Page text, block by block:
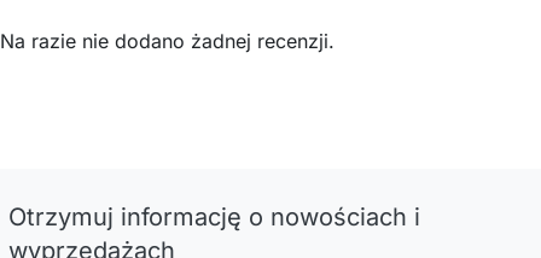
Na razie nie dodano żadnej recenzji.
Otrzymuj informację o nowościach i
wyprzedażach